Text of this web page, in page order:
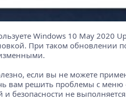
Windows 10 May 2020
При таком обновлении
если вы не можете
вам решить проблемы с меню
и безопасности не